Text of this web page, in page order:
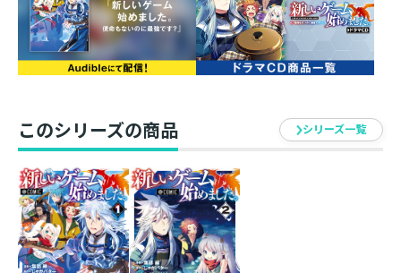
このシリーズの商品 シリーズ一覧